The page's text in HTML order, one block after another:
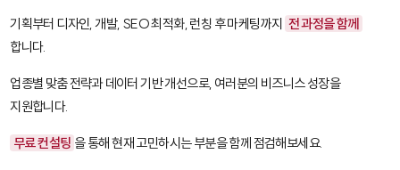
기획부터 디자인, 개발, SEO 최적화, 런칭 후 마케팅까지 전 과정을 함께
합니다.
업종별 맞춤 전략과 데이터 기반 개선으로, 여러분의 비즈니스 성장을
지원합니다.
무료 컨설팅 을 통해 현재 고민하시는 부분을 함께 점검해보세요.